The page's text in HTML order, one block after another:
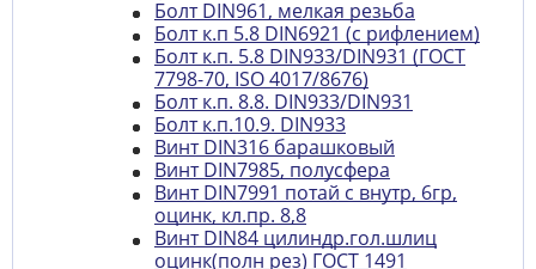
Болт DIN961, мелкая резьба
Болт к.п 5.8 DIN6921 (с рифлением)
Болт к.п. 5.8 DIN933/DIN931 (ГОСТ
7798-70, ISO 4017/8676)
Болт к.п. 8.8. DIN933/DIN931
Болт к.п.10.9. DIN933
Винт DIN316 барашковый
Винт DIN7985, полусфера
Винт DIN7991 потай с внутр, 6гр,
оцинк, кл.пр. 8,8
Винт DIN84 цилиндр.гол.шлиц
оцинк(полн рез) ГОСТ 1491